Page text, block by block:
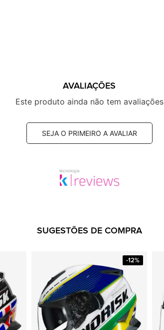
AVALIAÇÕES
Este produto ainda não tem avaliações
SEJA O PRIMEIRO A AVALIAR
SUGESTÕES DE COMPRA
-12%